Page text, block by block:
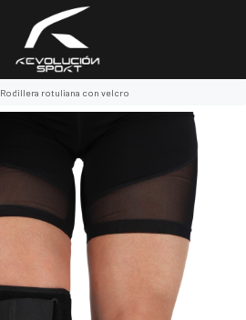
Rodillera rotuliana con velcro